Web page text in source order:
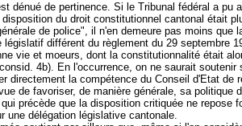
dénué de pertinence. Si le Tribunal fédéral a pu
du droit constitutionnel cantonal était
de police", il n'en demeure pas moins que
législatif différent du règlement du 29 septembre
vie et moeurs, dont la constitutionnalité était
consid. 4b). En l'occurrence, on ne saurait soutenir
directement la compétence du Conseil d'Etat de
de favoriser, de manière générale, sa politique
qui précède que la disposition critiquée ne repose
une délégation législative cantonale.